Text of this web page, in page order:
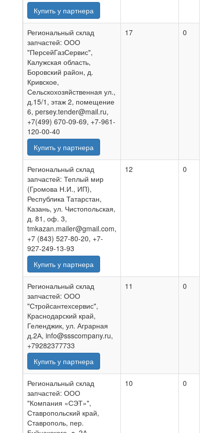
Купить у партнера
Региональный склад
запчастей: ООО
"ПерсейГазСервис",
Калужская область,
Боровский район, д.
Кривское,
Сельскохозяйственная ул.,
д.15/1, этаж 2, помещение
6, persey.tender@mail.ru,
+7(499) 670-09-69, +7-961-
120-00-40
Купить у партнера
17 0
Региональный склад
запчастей: Теплый мир
(Громова Н.И., ИП),
Республика Татарстан,
Казань, ул. Чистопольская,
д. 81, оф. 3,
tmkazan.mailer@gmail.com,
+7 (843) 527-80-20, +7-
927-249-13-93
Купить у партнера
12 0
Региональный склад
запчастей: ООО
"Стройсантехсервис",
Краснодарский край,
Геленджик, ул. Аграрная
д.2А, info@ssscompany.ru,
+79282377733
Купить у партнера
11 0
Региональный склад
запчастей: ООО
"Компания «СЭТ»",
Ставропольский край,
Ставрополь, пер.
10 0